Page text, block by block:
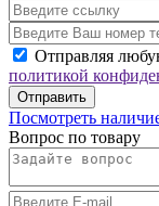
Отправляя
политикой
Отправить
Посмотреть
Вопрос по товару